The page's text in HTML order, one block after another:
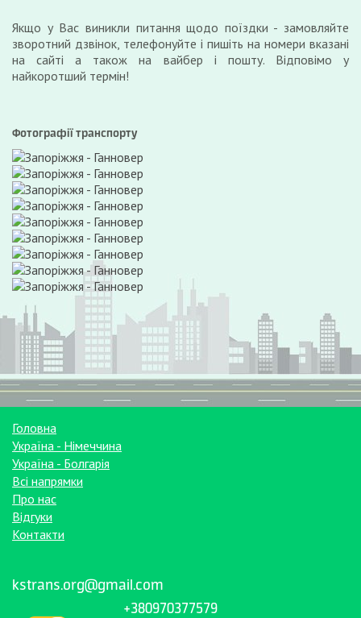
Якщо у Вас виникли питання щодо поїздки - замовляйте
зворотний дзвінок, телефонуйте і пишіть на номери вказані
на сайті а також на вайбер і пошту. Відповімо у
найкоротший термін!
Фотографії транспорту
Головна
Україна - Німеччина
Україна - Болгарія
Всі напрямки
Про нас
Відгуки
Контакти
kstrans.org@gmail.com
+380970377579